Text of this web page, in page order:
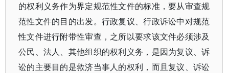
的权利义务作为界定规范性文件的标准，要从审查规
范性文件的目的出发。行政复议、行政诉讼中对规范
性文件进行附带性审查，之所以要求该文件必须涉及
公民、法人、其他组织的权利义务，是因为复议、诉
讼的主要目的是救济当事人的权利，而且复议、诉讼